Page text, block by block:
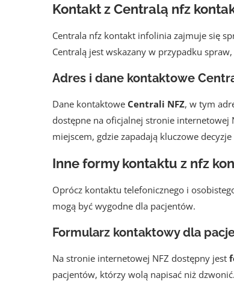
Kontakt z Centralą nfz
Centrala nfz kontakt infolinia zajmuje się
Centralą jest wskazany w przypadku
Adres i dane kontaktowe
Dane kontaktowe Centrali NFZ, w tym
dostępne na oficjalnej stronie
miejscem, gdzie zapadają kluczowe
Inne formy kontaktu z nfz
Oprócz kontaktu telefonicznego i
mogą być wygodne dla pacjentów.
Formularz kontaktowy dla
Na stronie internetowej NFZ dostępny jest
pacjentów, którzy wolą napisać niż